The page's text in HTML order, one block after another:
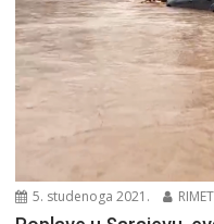
5. studenoga 2021.